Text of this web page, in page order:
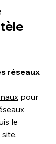
réseaux
pour
le